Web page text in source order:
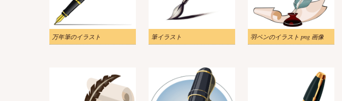
万年筆のイラスト 筆イラスト 羽ペンのイラスト png 画像